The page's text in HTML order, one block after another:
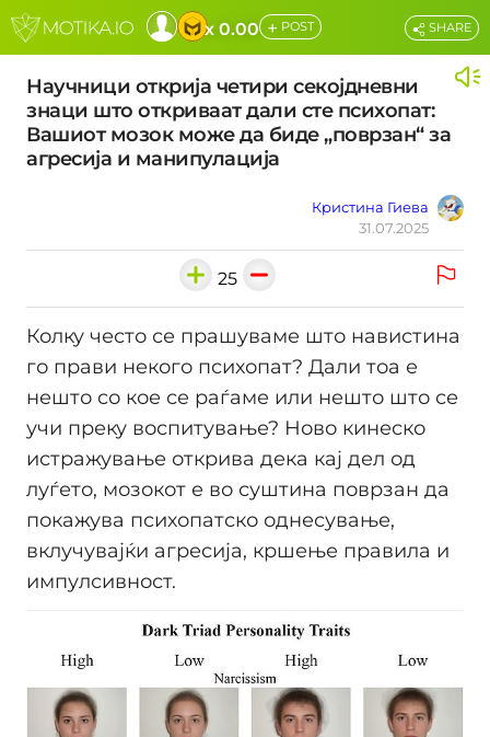
x 0.00 + POST
Научници открија четири секојдневни
знаци што откриваат дали сте психопат:
Вашиот мозок може да биде „поврзан“ за
агресија и манипулација
Кристина Гиева
31.07.2025
SHARE
25
Колку често се прашуваме што навистина
го прави некого психопат? Дали тоа е
нешто со кое се раѓаме или нешто што се
учи преку воспитување? Ново кинеско
истражување открива дека кај дел од
луѓето, мозокот е во суштина поврзан да
покажува психопатско однесување,
вклучувајќи агресија, кршење правила и
импулсивност.